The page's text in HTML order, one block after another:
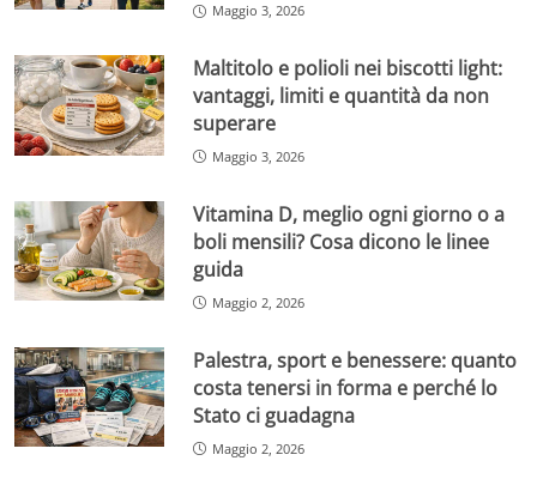
Maggio 3, 2026
Maltitolo e polioli nei biscotti light:
vantaggi, limiti e quantità da non
superare
Maggio 3, 2026
Vitamina D, meglio ogni giorno o a
boli mensili? Cosa dicono le linee
guida
Maggio 2, 2026
Palestra, sport e benessere: quanto
costa tenersi in forma e perché lo
Stato ci guadagna
Maggio 2, 2026